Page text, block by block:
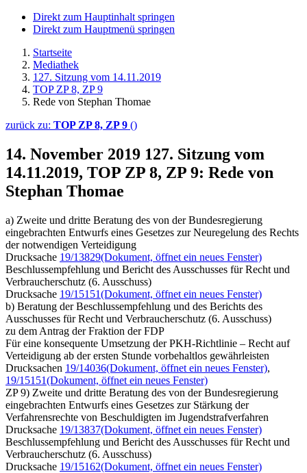
Direkt zum Hauptinhalt springen
Direkt zum Hauptmenü springen
Startseite
Mediathek
127. Sitzung vom 14.11.2019
TOP ZP 8, ZP 9
Rede von Stephan Thomae
zurück zu: TOP ZP 8, ZP 9 ()
14. November 2019 127. Sitzung vom
14.11.2019, TOP ZP 8, ZP 9: Rede von
Stephan Thomae
a) Zweite und dritte Beratung des von der Bundesregierung
eingebrachten Entwurfs eines Gesetzes zur Neuregelung des Rechts
der notwendigen Verteidigung
Drucksache 19/13829(Dokument, öffnet ein neues Fenster)
Beschlussempfehlung und Bericht des Ausschusses für Recht und
Verbraucherschutz (6. Ausschuss)
Drucksache 19/15151(Dokument, öffnet ein neues Fenster)
b) Beratung der Beschlussempfehlung und des Berichts des
Ausschusses für Recht und Verbraucherschutz (6. Ausschuss)
zu dem Antrag der Fraktion der FDP
Für eine konsequente Umsetzung der PKH-Richtlinie – Recht auf
Verteidigung ab der ersten Stunde vorbehaltlos gewährleisten
Drucksachen 19/14036(Dokument, öffnet ein neues Fenster),
19/15151(Dokument, öffnet ein neues Fenster)
ZP 9) Zweite und dritte Beratung des von der Bundesregierung
eingebrachten Entwurfs eines Gesetzes zur Stärkung der
Verfahrensrechte von Beschuldigten im Jugendstrafverfahren
Drucksache 19/13837(Dokument, öffnet ein neues Fenster)
Beschlussempfehlung und Bericht des Ausschusses für Recht und
Verbraucherschutz (6. Ausschuss)
Drucksache 19/15162(Dokument, öffnet ein neues Fenster)